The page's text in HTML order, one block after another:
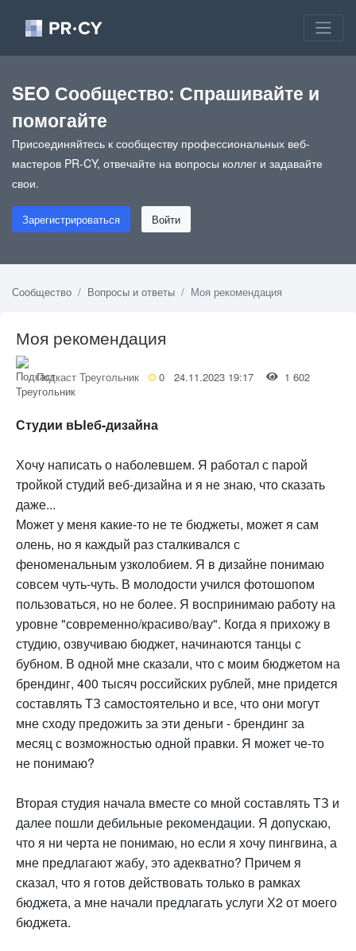
SEO Сообщество: Спрашивайте и
помогайте
Присоединяйтесь к сообществу профессиональных веб-
мастеров PR-CY, отвечайте на вопросы коллег и задавайте
свои.
Зарегистрироваться Войти
Сообщество Вопросы и ответы Моя рекомендация
Моя рекомендация
Подкаст Треугольник 0 24.11.2023 19:17 1 602
Студии вЫеб-дизайна
Хочу написать о наболевшем. Я работал с парой
тройкой студий веб-дизайна и я не знаю, что сказать
даже...
Может у меня какие-то не те бюджеты, может я сам
олень, но я каждый раз сталкивался с
феноменальным узколобием. Я в дизайне понимаю
совсем чуть-чуть. В молодости учился фотошопом
пользоваться, но не более. Я воспринимаю работу на
уровне "современно/красиво/вау". Когда я прихожу в
студию, озвучиваю бюджет, начинаются танцы с
бубном. В одной мне сказали, что с моим бюджетом на
брендинг, 400 тысяч российских рублей, мне придется
составлять ТЗ самостоятельно и все, что они могут
мне сходу предожить за эти деньги - брендинг за
месяц с возможностью одной правки. Я может че-то
не понимаю?
Вторая студия начала вместе со мной составлять ТЗ и
далее пошли дебильные рекомендации. Я допускаю,
что я ни черта не понимаю, но если я хочу пингвина, а
мне предлагают жабу, это адекватно? Причем я
сказал, что я готов действовать только в рамках
бюджета, а мне начали предлагать услуги Х2 от моего
бюджета.